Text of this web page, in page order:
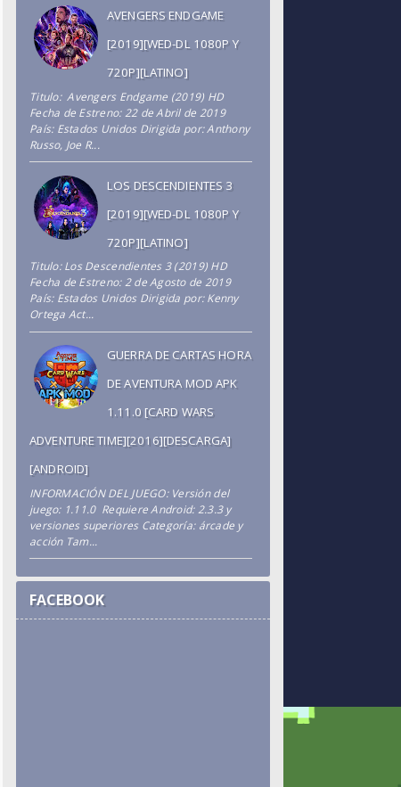
AVENGERS ENDGAME
[2019][WED-DL 1080P Y
720P][LATINO]
Titulo: Avengers Endgame (2019) HD
Fecha de Estreno: 22 de Abril de 2019
País: Estados Unidos Dirigida por: Anthony
Russo, Joe R...
LOS DESCENDIENTES 3
[2019][WED-DL 1080P Y
720P][LATINO]
Titulo: Los Descendientes 3 (2019) HD
Fecha de Estreno: 2 de Agosto de 2019
País: Estados Unidos Dirigida por: Kenny
Ortega Act...
GUERRA DE CARTAS HORA
DE AVENTURA MOD APK
1.11.0 [CARD WARS
ADVENTURE TIME][2016][DESCARGA]
[ANDROID]
INFORMACIÓN DEL JUEGO: Versión del
juego: 1.11.0 Requiere Android: 2.3.3 y
versiones superiores Categoría: árcade y
acción Tam...
FACEBOOK